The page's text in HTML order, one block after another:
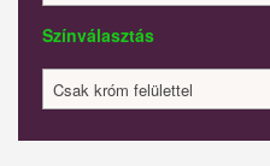
Színválasztás
Csak króm felülettel